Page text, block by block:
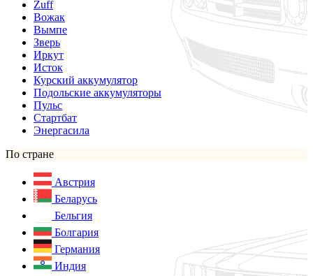
Zuff
Вожак
Вымпе
Зверь
Иркут
Исток
Курский аккумулятор
Подольские аккумуляторы
Пульс
Стартбат
Энергасила
По стране
Австрия
Беларусь
Бельгия
Болгария
Германия
Индия